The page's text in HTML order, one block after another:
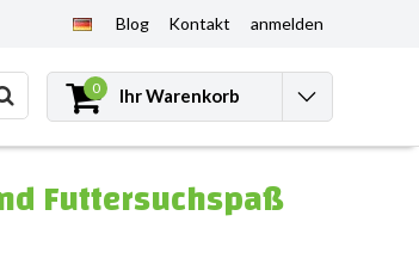
Blog Kontakt anmelden
0 Ihr Warenkorb
Futtersuchspaß